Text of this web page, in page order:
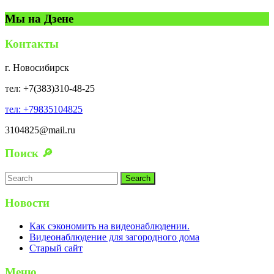
в
о
р
а
в
Мы на Дзене
Контакты
г. Новосибирск
тел: +7(383)310-48-25
тел: +79835104825
3104825@mail.ru
Поиск 🔎
Search
for:
Новости
Как сэкономить на видеонаблюдении.
Видеонаблюдение для загородного дома
Старый сайт